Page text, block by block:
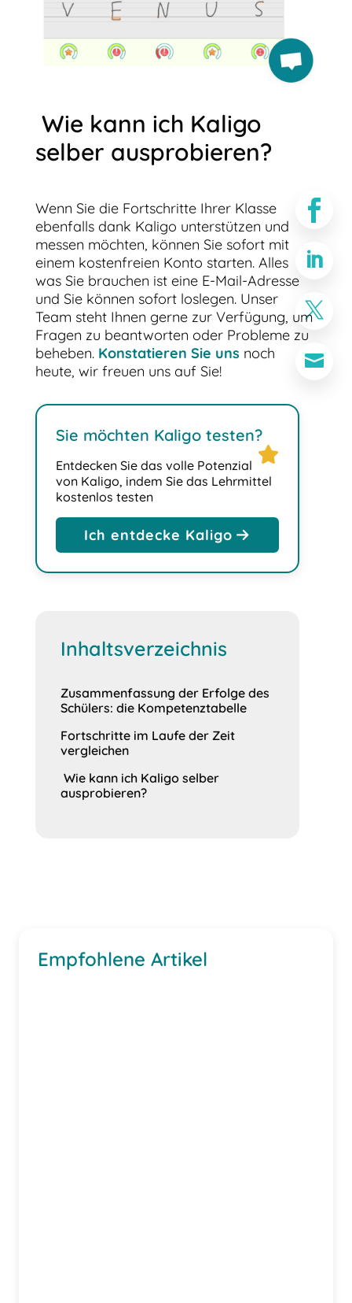
Wie kann ich Kaligo
selber ausprobieren?
Wenn Sie die Fortschritte Ihrer Klasse
ebenfalls dank Kaligo unterstützen und
messen möchten, können Sie sofort mit
einem kostenfreien Konto starten. Alles
was Sie brauchen ist eine E-Mail-Adresse
und Sie können sofort loslegen. Unser
Team steht Ihnen gerne zur Verfügung, um
Fragen zu beantworten oder Probleme zu
beheben. Konstatieren Sie uns noch
heute, wir freuen uns auf Sie!
Sie möchten Kaligo testen?
star
Entdecken Sie das volle Potenzial
von Kaligo, indem Sie das Lehrmittel
kostenlos testen
Ich entdecke Kaligo
Inhaltsverzeichnis
Zusammenfassung der Erfolge des
Schülers: die Kompetenztabelle
Fortschritte im Laufe der Zeit
vergleichen
Wie kann ich Kaligo selber
ausprobieren?




Empfohlene Artikel